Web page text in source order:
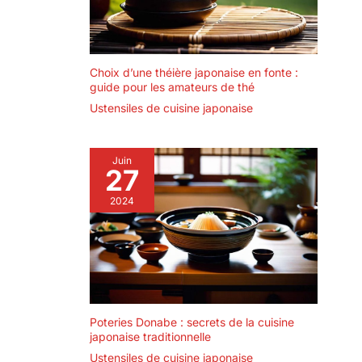
Choix d’une théière japonaise en fonte :
guide pour les amateurs de thé
Ustensiles de cuisine japonaise
Juin
27
2024
Poteries Donabe : secrets de la cuisine
japonaise traditionnelle
Ustensiles de cuisine japonaise